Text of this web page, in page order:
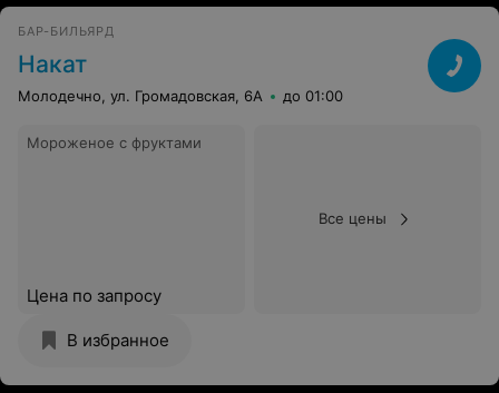
БАР-БИЛЬЯРД
Накат
Молодечно, ул. Громадовская, 6А до 01:00
Мороженое с фруктами
Цена по запросу
Все цены
В избранное